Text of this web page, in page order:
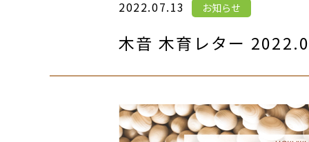
2022.07.13 お知らせ
木音 木育レター